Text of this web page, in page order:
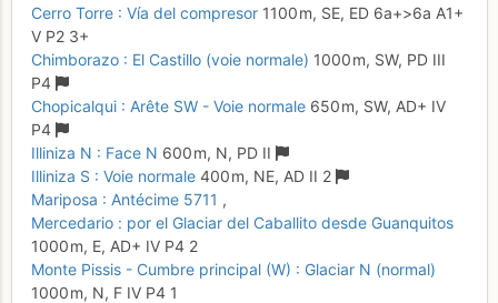
Cerro Torre : Vía del compresor 1100 m, SE, ED 6a+>6a A1+
V P2 3+
Chimborazo : El Castillo (voie normale) 1000 m, SW, PD III
P4
Chopicalqui : Arête SW - Voie normale 650 m, SW, AD+ IV
P4
Illiniza N : Face N 600 m, N, PD II
Illiniza S : Voie normale 400 m, NE, AD II 2
Mariposa : Antécime 5711 ,
Mercedario : por el Glaciar del Caballito desde Guanquitos
1000 m, E, AD+ IV P4 2
Monte Pissis - Cumbre principal (W) : Glaciar N (normal)
1000 m, N, F IV P4 1